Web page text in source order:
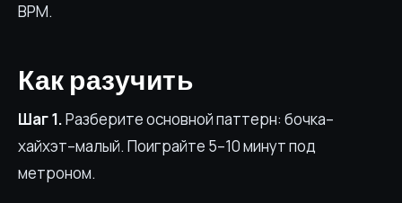
BPM.
Как разучить
Шаг 1.Разберите основной паттерн: бочка–
хайхэт–малый. Поиграйте 5–10 минут под
метроном.